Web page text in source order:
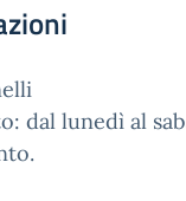
dal lunedì al